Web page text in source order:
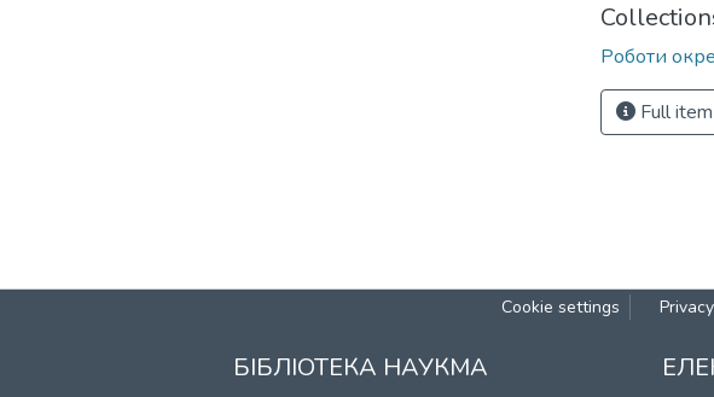
Роботи
Full
Cookie settings
БІБЛІОТЕКА НАУКМА